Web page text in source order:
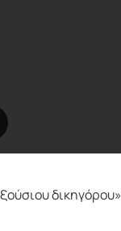
δικηγόρου»